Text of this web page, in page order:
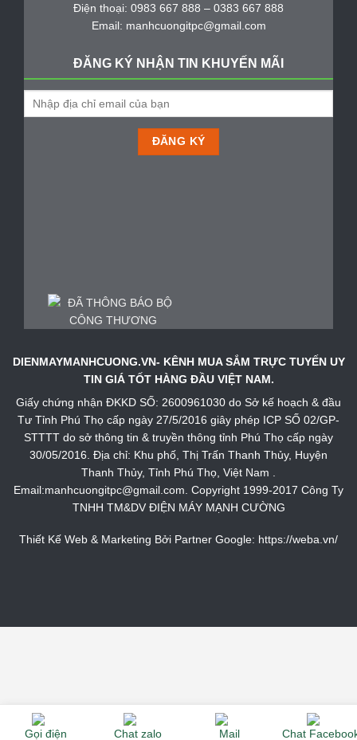
Điện thoại: 0983 667 888 – 0383 667 888
Email: manhcuongitpc@gmail.com
ĐĂNG KÝ NHẬN TIN KHUYẾN MÃI
DIENMAYMANHCUONG.VN- KÊNH MUA SẮM TRỰC TUYẾN UY
TIN GIÁ TỐT HÀNG ĐẦU VIỆT NAM.
Giấy chứng nhận ĐKKD SỐ: 2600961030 do Sở kế hoạch & đầu
Tư Tỉnh Phú Thọ cấp ngày 27/5/2016 giây phép ICP SỐ 02/GP-
STTTT do sở thông tin & truyền thông tỉnh Phú Thọ cấp ngày
30/05/2016. Địa chỉ: Khu phố, Thị Trấn Thanh Thủy, Huyện
Thanh Thủy, Tỉnh Phú Thọ, Việt Nam .
Email:manhcuongitpc@gmail.com. Copyright 1999-2017 Công Ty
TNHH TM&DV ĐIỆN MÁY MẠNH CƯỜNG
Thiết Kế Web & Marketing Bởi Partner Google: https://weba.vn/
Gọi điện Chat zalo Mail Chat